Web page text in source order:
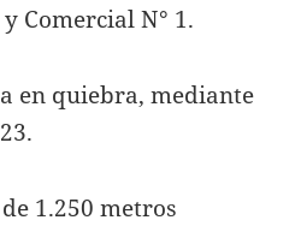
Comercial N° 1.
en quiebra, mediante
1.250 metros